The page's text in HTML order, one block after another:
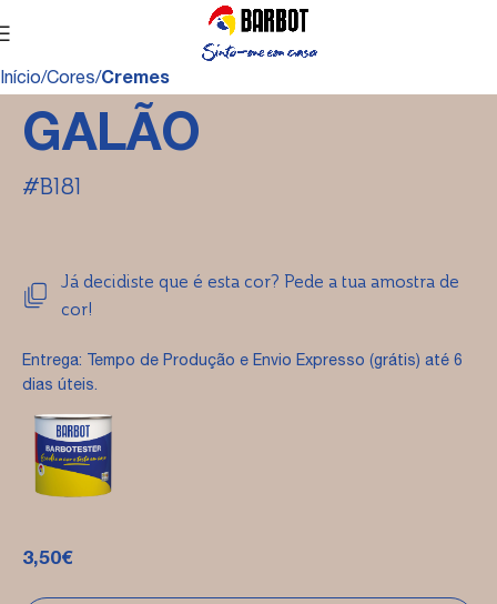
Início Cores Cremes
GALÃO
#B181
Já decidiste que é esta cor? Pede a tua amostra de
cor!
Entrega: Tempo de Produção e Envio Expresso (grátis) até 6
dias úteis.
3,50€